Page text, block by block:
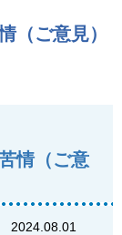
（ご意見）
情（ご意
2024.08.01